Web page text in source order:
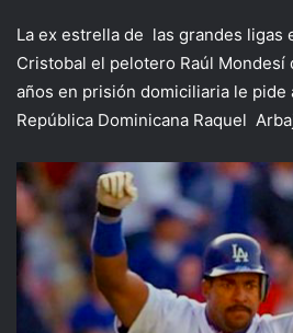
La ex estrella de las grandes ligas
Cristobal el pelotero Raúl
años en prisión domiciliaria le pide
República Dominicana Raquel